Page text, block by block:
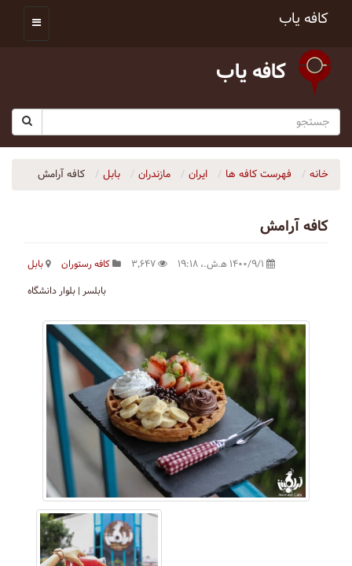
کافه یاب
کافه یاب
خانه فهرست کافه ها ایران مازندران بابل کافه آرامش
کافه آرامش
کافه رستوران
بابل
بابلسر | بلوار دانشگاه